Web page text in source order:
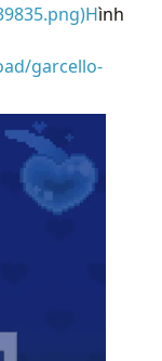
ình
garcello-